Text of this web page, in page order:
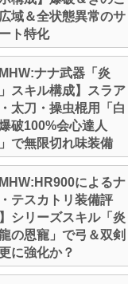
域＆全状態異常のサ
ト特化
MHW:ナナ武器「炎
スキル構成】スラア
太刀・操虫棍用「白
破100%会心達人
で無限切れ味装備
MHW:HR900によるナ
テスカトリ装備評
シリーズスキル「炎
の恩寵」で弓＆双剣
に強化か？